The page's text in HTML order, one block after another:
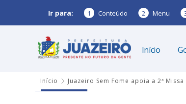
Ir para: 1 Conteúdo 2 Menu
Início
Início Juazeiro Sem Fome apoia a 2ª